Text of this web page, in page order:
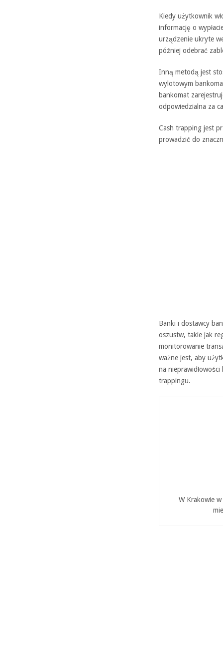
Kiedy użytkownik
informację o
urządzenie ukryte
później odebrać
Inną metodą jest
wylotowym
bankomat
odpowiedzialna za
Cash trapping jest
prowadzić do
Banki i dostawcy
oszustw, takie jak
monitorowanie
ważne jest, aby
na
trappingu.
W Krakowie